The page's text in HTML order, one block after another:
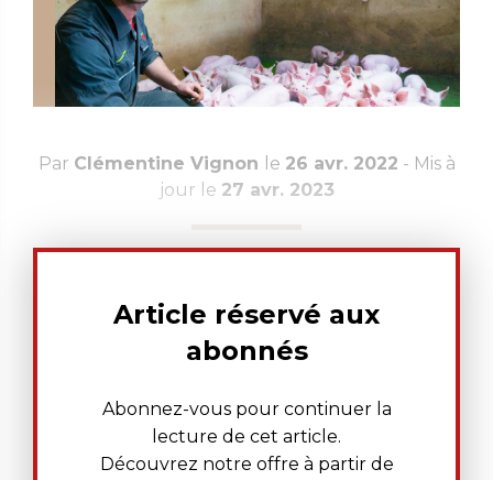
Par Clémentine Vignon le 26 avr. 2022 - Mis à
jour le 27 avr. 2023
Article réservé aux
abonnés
Abonnez-vous pour continuer la
lecture de cet article.
Découvrez notre offre à partir de